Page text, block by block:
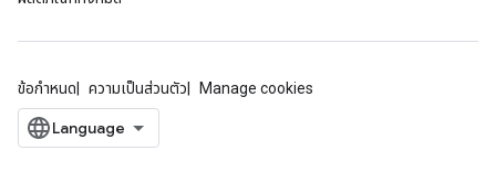
ข้อกำหนด ความเป็นส่วนตัว Manage cookies